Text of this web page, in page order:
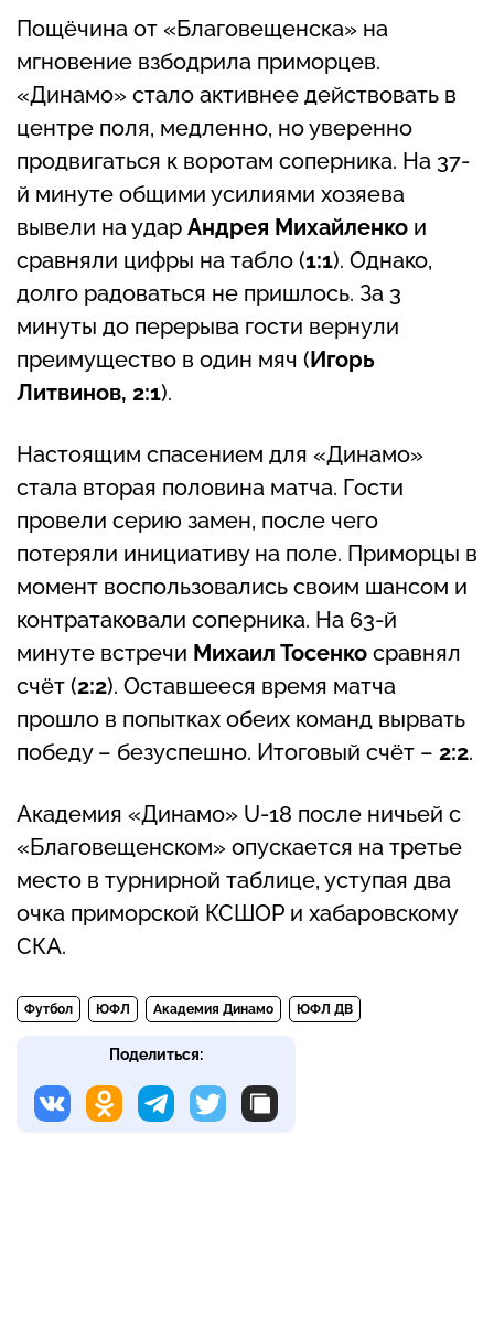
Пощёчина от «Благовещенска» на
мгновение взбодрила приморцев.
«Динамо» стало активнее действовать в
центре поля, медленно, но уверенно
продвигаться к воротам соперника. На 37-
й минуте общими усилиями хозяева
вывели на удар Андрея Михайленко и
сравняли цифры на табло (1:1). Однако,
долго радоваться не пришлось. За 3
минуты до перерыва гости вернули
преимущество в один мяч (Игорь
Литвинов, 2:1).
Настоящим спасением для «Динамо»
стала вторая половина матча. Гости
провели серию замен, после чего
потеряли инициативу на поле. Приморцы в
момент воспользовались своим шансом и
контратаковали соперника. На 63-й
минуте встречи Михаил Тосенко сравнял
счёт (2:2). Оставшееся время матча
прошло в попытках обеих команд вырвать
победу – безуспешно. Итоговый счёт – 2:2.
Академия «Динамо» U-18 после ничьей с
«Благовещенском» опускается на третье
место в турнирной таблице, уступая два
очка приморской КСШОР и хабаровскому
СКА.
Футбол ЮФЛ Академия Динамо ЮФЛ ДВ
Поделиться: